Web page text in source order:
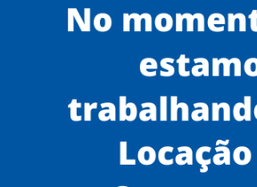
scanner de documentos antigos
scanner para documentos antigos de empresa
scanner de documento de identificação antigo preço
Serviços